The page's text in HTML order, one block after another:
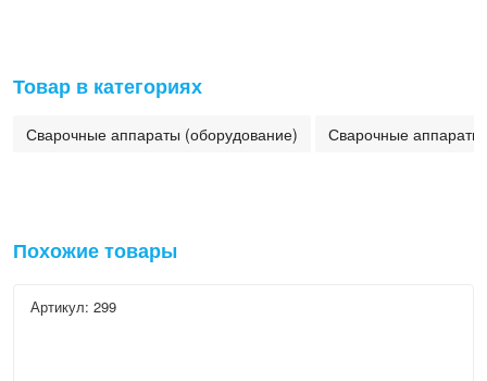
Товар в категориях
Сварочные аппараты (оборудование) Сварочные
Похожие товары
Артикул: 299